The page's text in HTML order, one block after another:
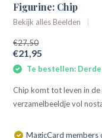
Figurine: Chip
Bekijk alles Beelden
€27,50
€21,95
Te bestellen:
Chip komt tot leven in
verzamelbeeldje vol
MagicCard